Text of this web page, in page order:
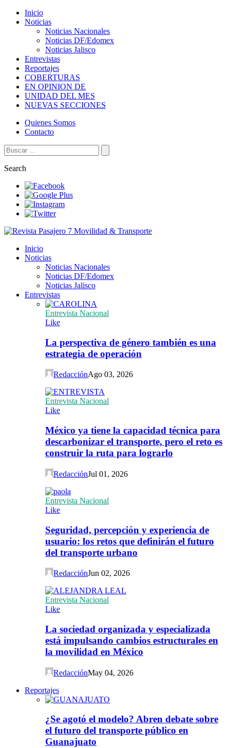
Inicio
Noticias
Noticias Nacionales
Noticias DF/Edomex
Noticias Jalisco
Entrevistas
Reportajes
COBERTURAS
EN OPINION DE
UNIDAD DEL MES
NUEVAS SECCIONES
Quienes Somos
Contacto
Search
Inicio
Noticias
Noticias Nacionales
Noticias DF/Edomex
Noticias Jalisco
Entrevistas
Entrevista Nacional
Like
La perspectiva de género también es una
estrategia de operación
RedacciónAgo 03, 2026
Entrevista Nacional
Like
México ya tiene la capacidad técnica para
descarbonizar el transporte, pero el reto es
construir la ruta para lograrlo
RedacciónJul 01, 2026
Entrevista Nacional
Like
Seguridad, percepción y experiencia de
usuario: los retos que definirán el futuro
del transporte urbano
RedacciónJun 02, 2026
Entrevista Nacional
Like
La sociedad organizada y especializada
está impulsando cambios estructurales en
la movilidad en México
RedacciónMay 04, 2026
Reportajes
¿Se agotó el modelo? Abren debate sobre
el futuro del transporte público en
Guanajuato